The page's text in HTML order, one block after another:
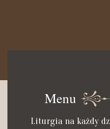
Czynna od poniedziałku do
św. wieczornej
Telefon dyżurny:
Menu
Liturgia na każdy